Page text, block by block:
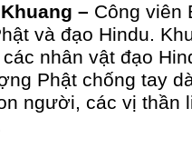
– Công viên
và đạo Hindu.
nhân vật đạo
Phật chống tay
người, các vị thần